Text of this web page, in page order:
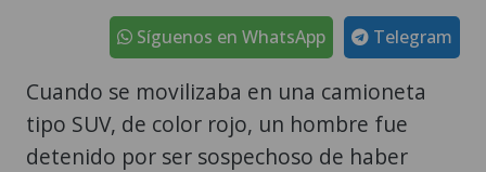
Cuando se movilizaba en una camioneta
tipo SUV, de color rojo, un hombre fue
detenido por ser sospechoso de haber
participado en un ataque armado que
cobró la vida de siete personas en Villa